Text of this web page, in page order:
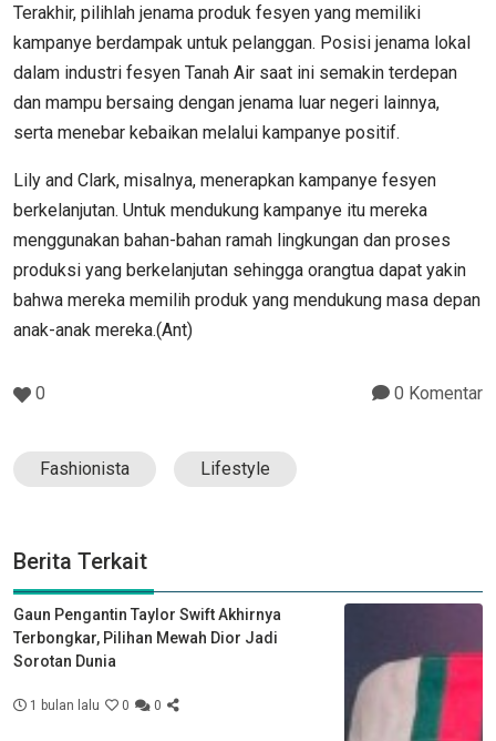
Terakhir, pilihlah jenama produk fesyen yang memiliki
kampanye berdampak untuk pelanggan. Posisi jenama lokal
dalam industri fesyen Tanah Air saat ini semakin terdepan
dan mampu bersaing dengan jenama luar negeri lainnya,
serta menebar kebaikan melalui kampanye positif.
Lily and Clark, misalnya, menerapkan kampanye fesyen
berkelanjutan. Untuk mendukung kampanye itu mereka
menggunakan bahan-bahan ramah lingkungan dan proses
produksi yang berkelanjutan sehingga orangtua dapat yakin
bahwa mereka memilih produk yang mendukung masa depan
anak-anak mereka.(Ant)
0 0 Komentar
Fashionista Lifestyle
Berita Terkait
Gaun Pengantin Taylor Swift Akhirnya
Terbongkar, Pilihan Mewah Dior Jadi
Sorotan Dunia
1 bulan lalu 0 0